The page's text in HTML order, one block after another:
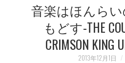
音楽はほんら
もどす-THE
CRIMSON KING
2013年12月1日